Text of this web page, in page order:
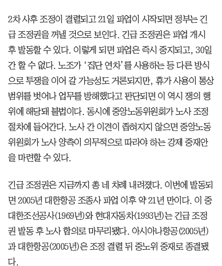
2차 사후 조정이 결렬되고 21일 파업이 시작되면 정부는 긴
급 조정권을 꺼낼 것으로 보인다. 긴급 조정권은 파업 개시
후 발동할 수 있다. 이렇게 되면 파업은 즉시 중지되고, 30일
간 할 수 없다. 노조가 ‘집단 연차’를 사용하는 등 다른 방식
으로 투쟁을 이어 갈 가능성도 거론되지만, 휴가 사용이 통상
범위를 벗어나 업무를 방해했다고 판단되면 이 역시 쟁의 행
위에 해당돼 불법이다. 동시에 중앙노동위원회가 노사 조정
절차에 들어간다. 노사 간 이견이 좁혀지지 않으면 중앙노동
위원회가 노사 양측이 의무적으로 따라야 하는 강제 중재안
을 마련할 수 있다.
긴급 조정권은 지금까지 총 네 차례 내려졌다. 이번에 발동되
면 2005년 대한항공 조종사 파업 이후 약 21년 만이다. 이 중
대한조선공사(1969년)와 현대자동차(1993년)는 긴급 조정
권 발동 후 노사 합의로 마무리됐다. 아시아나항공(2005년)
과 대한항공(2005년)은 조정 결렬 뒤 중노위 중재로 종결됐
다.